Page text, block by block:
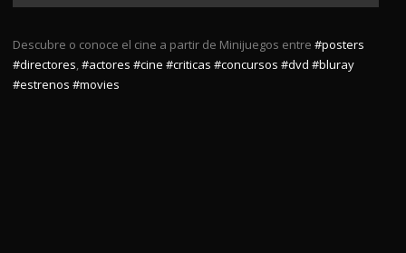
Descubre o conoce el cine a partir de Minijuegos entre #posters
#directores,#actores #cine #criticas #concursos #dvd #bluray
#estrenos #movies